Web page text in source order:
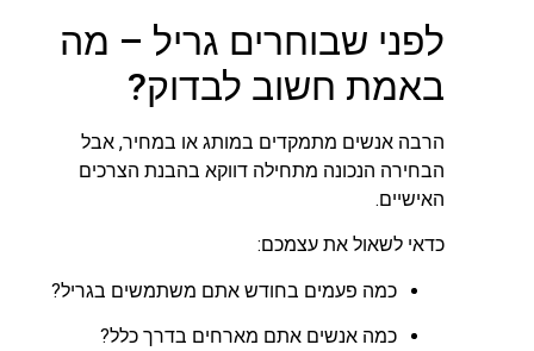
לפני שבוחרים גריל – מה
באמת חשוב לבדוק?
הרבה אנשים מתמקדים במותג או במחיר, אבל
הבחירה הנכונה מתחילה דווקא בהבנת הצרכים
האישיים.
כדאי לשאול את עצמכם:
כמה פעמים בחודש אתם משתמשים בגריל?
כמה אנשים אתם מארחים בדרך כלל?